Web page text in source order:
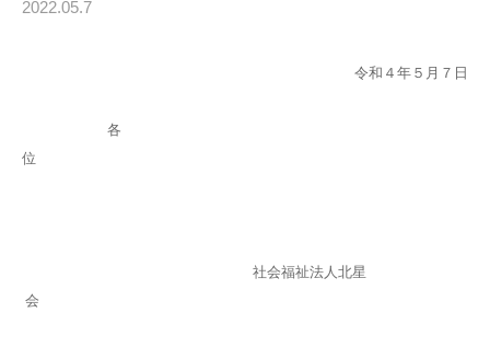
2022.05.7
令和４年５月７日
各
位
社会福祉法人北星
会